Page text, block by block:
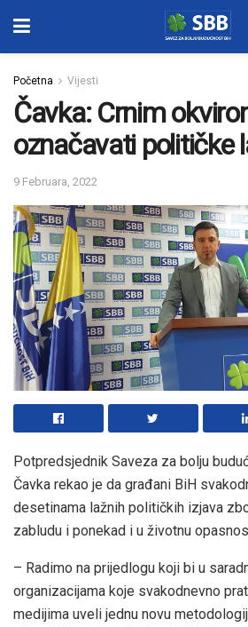
Početna Vijesti
Čavka: Crnim
označavati političke
9 Februara, 2022
Potpredsjednik Saveza za bolju
Čavka rekao je da građani BiH
desetinama lažnih političkih izjava
zabludu i ponekad i u životnu
– Radimo na prijedlogu koji bi u
organizacijama koje svakodnevno
medijima uveli jednu novu